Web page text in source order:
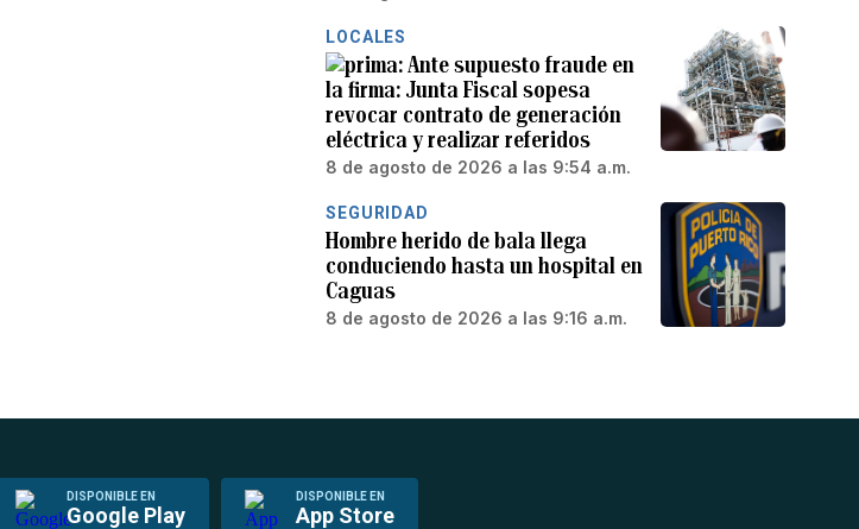
LOCALES
Ante supuesto fraude en
la firma: Junta Fiscal sopesa
revocar contrato de generación
eléctrica y realizar referidos
8 de agosto de 2026 a las 9:54 a.m.
SEGURIDAD
Hombre herido de bala llega
conduciendo hasta un hospital en
Caguas
8 de agosto de 2026 a las 9:16 a.m.
DISPONIBLE EN
Google Play
DISPONIBLE EN
App Store